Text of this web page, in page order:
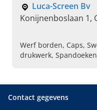
Luca-Screen Bv
Konijnenboslaan 1,
Werf borden, Caps,
drukwerk,
Contact gegevens